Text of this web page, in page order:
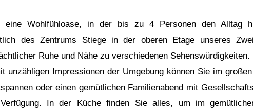
Wohlfühloase, in der bis zu 4 Personen den Alltag
des Zentrums Stiege in der oberen Etage unseres
Ruhe und Nähe zu verschiedenen Sehenswürdigkeiten.
unzähligen Impressionen der Umgebung können Sie im
oder einen gemütlichen Familienabend mit
In der Küche finden Sie alles, um im